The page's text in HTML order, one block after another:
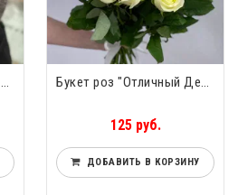
Букет цветов "Танго" 31 роза Букет роз "Отличный День" 31 роза
125 руб.
ДОБАВИТЬ В КОРЗИНУ